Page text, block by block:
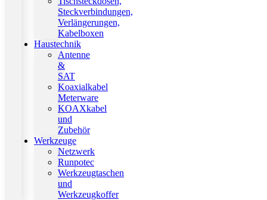
Steckverbindungen,
Verlängerungen,
Kabelboxen
Haustechnik
Antenne
&
SAT
Koaxialkabel
Meterware
KOAXkabel
und
Zubehör
Werkzeuge
Netzwerk
Runpotec
Werkzeugtaschen
und
Werkzeugkoffer